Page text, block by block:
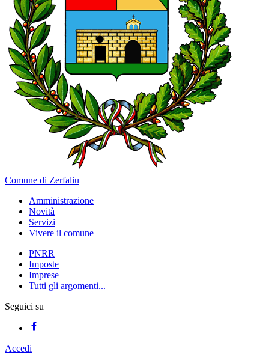
Comune di Zerfaliu
Amministrazione
Novità
Servizi
Vivere il comune
PNRR
Imposte
Imprese
Tutti gli argomenti...
Seguici su
Accedi